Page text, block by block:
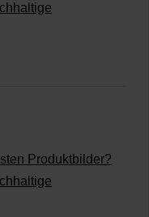
Produktbilder?